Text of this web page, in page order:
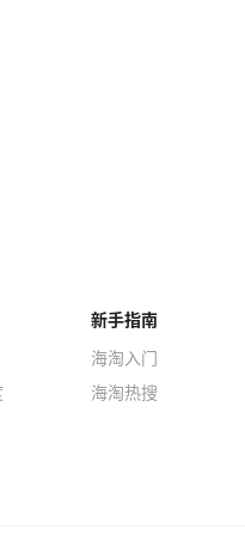
新手指南
海淘入门
海淘热搜